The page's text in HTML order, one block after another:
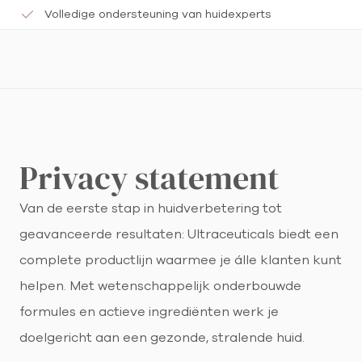
Volledige ondersteuning van huidexperts
Privacy statement
Van de eerste stap in huidverbetering tot
geavanceerde resultaten: Ultraceuticals biedt een
complete productlijn waarmee je álle klanten kunt
helpen. Met wetenschappelijk onderbouwde
formules en actieve ingrediënten werk je
doelgericht aan een gezonde, stralende huid.